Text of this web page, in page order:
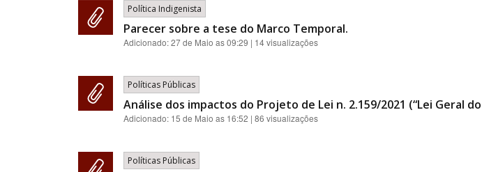
Política Indigenista
Parecer sobre a tese do Marco Temporal.
Adicionado:27 de Maio as 09:29 | 14 visualizações
Políticas Públicas
Análise dos impactos do Projeto de Lei n. 2.159/2021 (“Lei Geral
Adicionado: 15 de Maio as 16:52 | 86 visualizações
Políticas Públicas